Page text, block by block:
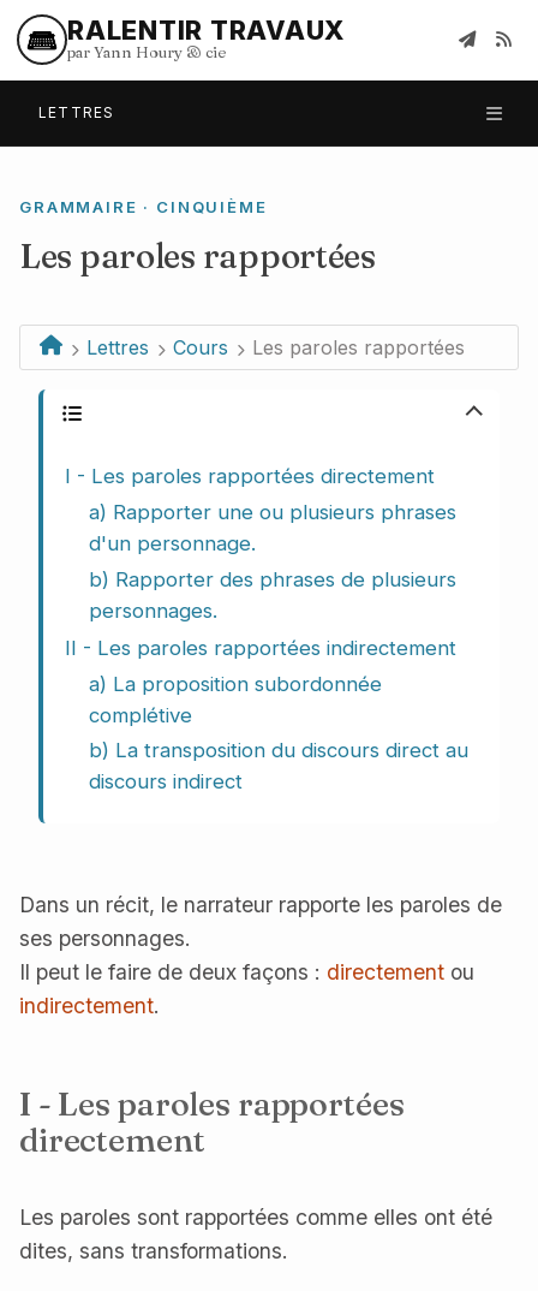
RALENTIR TRAVAUX
par Yann Houry & cie
LETTRES
GRAMMAIRE · CINQUIÈME
Les paroles rapportées
Lettres Cours Les paroles rapportées
Plan du cours
I - Les paroles rapportées directement
a) Rapporter une ou plusieurs phrases
d'un personnage.
b) Rapporter des phrases de plusieurs
personnages.
II - Les paroles rapportées indirectement
a) La proposition subordonnée
complétive
b) La transposition du discours direct au
discours indirect
Dans un récit, le narrateur rapporte les paroles de
ses personnages.
Il peut le faire de deux façons : directement ou
indirectement.
I - Les paroles rapportées
directement
Les paroles sont rapportées comme elles ont été
dites, sans transformations.